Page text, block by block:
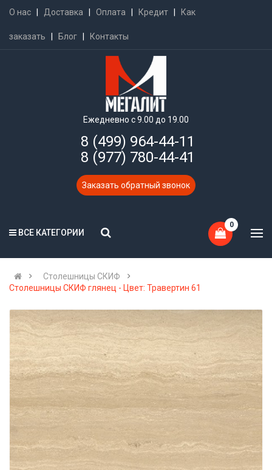
О нас Доставка Оплата Кредит Как
заказать Блог Контакты
Ежедневно с 9.00 до 19.00
8 (499) 964-44-11
8 (977) 780-44-41
Заказать обратный звонок
ВСЕ КАТЕГОРИИ
0
Столешницы СКИФ
Столешницы СКИФ глянец - Цвет: Травертин 61